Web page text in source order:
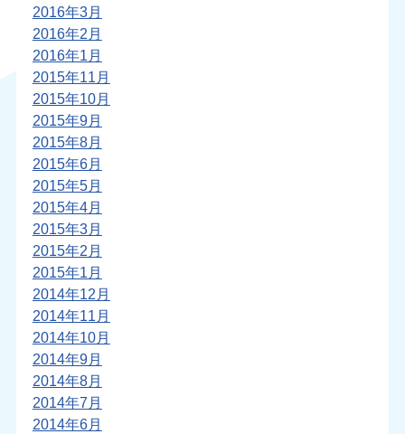
2016年3月
2016年2月
2016年1月
2015年11月
2015年10月
2015年9月
2015年8月
2015年6月
2015年5月
2015年4月
2015年3月
2015年2月
2015年1月
2014年12月
2014年11月
2014年10月
2014年9月
2014年8月
2014年7月
2014年6月